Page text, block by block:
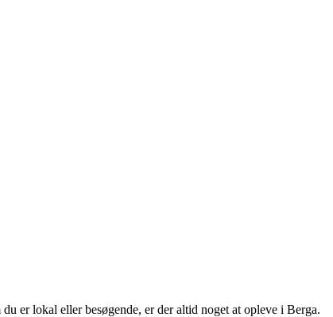
er lokal eller besøgende, er der altid noget at opleve i Berga.